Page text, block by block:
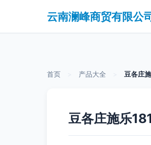
云南澜峰商贸有限公
首页 产品大全 豆各庄
豆各庄施乐